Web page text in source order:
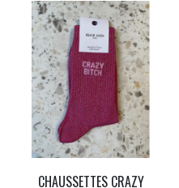
CHAUSSETTES CRAZY